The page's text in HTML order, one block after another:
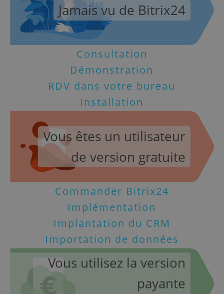
Jamais vu de Bitrix24
Consultation
Démonstration
RDV dans votre bureau
Installation
Vous êtes un utilisateur
de version gratuite
Commander Bitrix24
Implémentation
Implantation du CRM
Importation de données
Vous utilisez la version
payante